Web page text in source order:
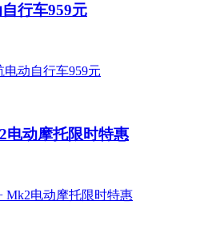
行车959元
电动摩托限时特惠